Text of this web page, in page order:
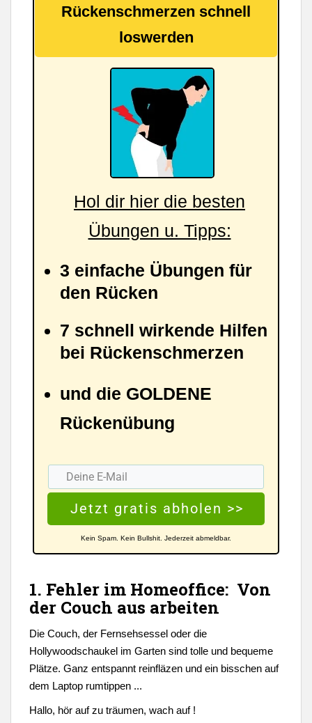
Rückenschmerzen schnell
loswerden
Hol dir hier die besten
Übungen u. Tipps:
3 einfache Übungen für
den Rücken
7 schnell wirkende Hilfen
bei Rückenschmerzen
und die GOLDENE
Rückenübung
Jetzt gratis abholen >>
Kein Spam. Kein Bullshit. Jederzeit abmeldbar.
1. Fehler im Homeoffice: Von
der Couch aus arbeiten
Die Couch, der Fernsehsessel oder die
Hollywoodschaukel im Garten sind tolle und bequeme
Plätze. Ganz entspannt reinfläzen und ein bisschen auf
dem Laptop rumtippen ...
Hallo, hör auf zu träumen, wach auf !